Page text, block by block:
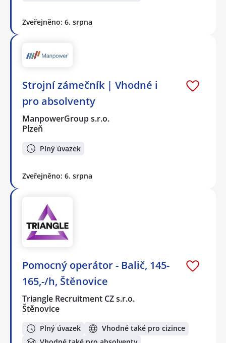
Zveřejněno: 6. srpna
Strojní zámečník | Vhodné i
pro absolventy
ManpowerGroup s.r.o.
Plzeň
Plný úvazek
Zveřejněno: 6. srpna
Pomocný operátor - Balič, 145-
165,-/h, Štěnovice
Triangle Recruitment CZ s.r.o.
Štěnovice
Plný úvazek
Vhodné také pro cizince